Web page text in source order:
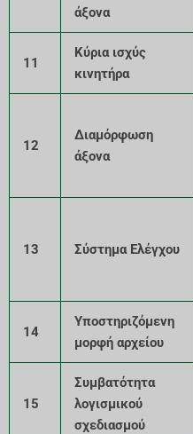
άξονα
11
Κύρια ισχύς
κινητήρα
12
Διαμόρφωση
άξονα
13 Σύστημα Ελέγχου
14
Υποστηριζόμενη
μορφή αρχείου
15
Συμβατότητα
λογισμικού
σχεδιασμού